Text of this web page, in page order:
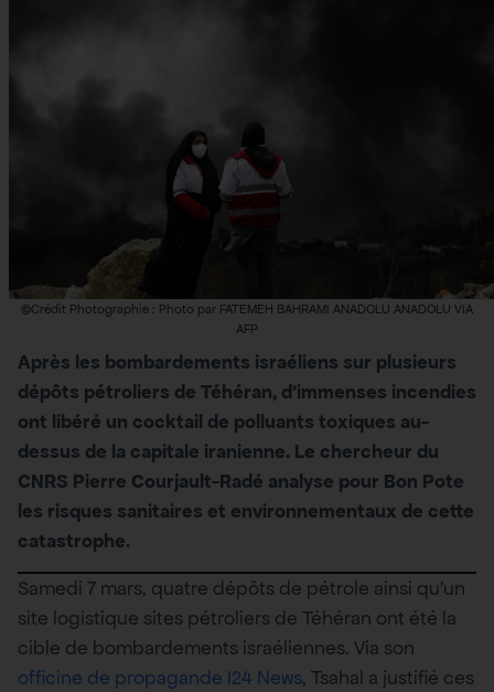
©Crédit Photographie : Photo par FATEMEH BAHRAMI ANADOLU ANADOLU VIA
AFP
Après les bombardements israéliens sur plusieurs
dépôts pétroliers de Téhéran, d’immenses incendies
ont libéré un cocktail de polluants toxiques au-
dessus de la capitale iranienne. Le chercheur du
CNRS Pierre Courjault-Radé analyse pour Bon Pote
les risques sanitaires et environnementaux de cette
catastrophe.
Samedi 7 mars, quatre dépôts de pétrole ainsi qu’un
site logistique sites pétroliers de Téhéran ont été la
cible de bombardements israéliennes. Via son
officine de propagande I24 News, Tsahal a justifié ces